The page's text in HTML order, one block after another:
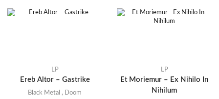
LP
Ereb Altor – Gastrike
Black Metal , Doom
LP
Et Moriemur – Ex Nihilo In
Nihilum